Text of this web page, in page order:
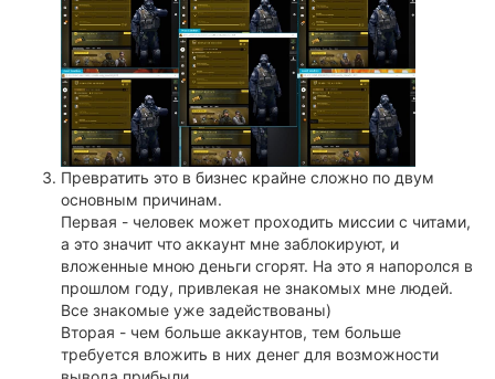
Превратить это в бизнес крайне сложно по двум
основным причинам.
Первая - человек может проходить миссии с читами,
а это значит что аккаунт мне заблокируют, и
вложенные мною деньги сгорят. На это я напоролся в
прошлом году, привлекая не знакомых мне людей.
Все знакомые уже задействованы)
Вторая - чем больше аккаунтов, тем больше
требуется вложить в них денег для возможности